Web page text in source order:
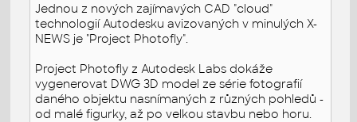
Jednou z nových zajímavých CAD "cloud"
technologií Autodesku avizovaných v minulých X-
NEWS je "Project Photofly".
Project Photofly z Autodesk Labs dokáže
vygenerovat DWG 3D model ze série fotografií
daného objektu nasnímaných z různých pohledů -
od malé figurky, až po velkou stavbu nebo horu.